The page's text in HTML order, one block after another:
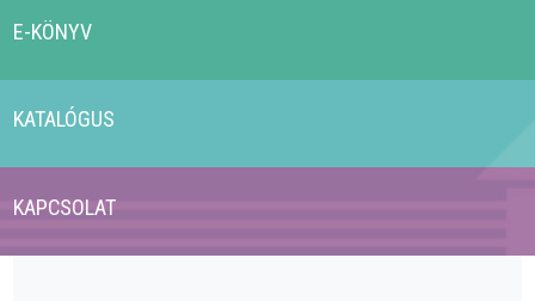
E-KÖNYV
KATALÓGUS
KAPCSOLAT